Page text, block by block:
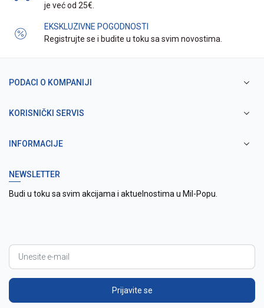
je već od 25€.
EKSKLUZIVNE POGODNOSTI
Registrujte se i budite u toku sa svim novostima.
PODACI O KOMPANIJI
KORISNIČKI SERVIS
INFORMACIJE
NEWSLETTER
Budi u toku sa svim akcijama i aktuelnostima u Mil-Popu.
Prijavite se